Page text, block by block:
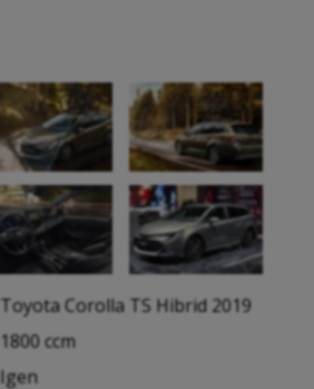
Toyota Corolla TS Hibrid 2019
1800 ccm
Igen